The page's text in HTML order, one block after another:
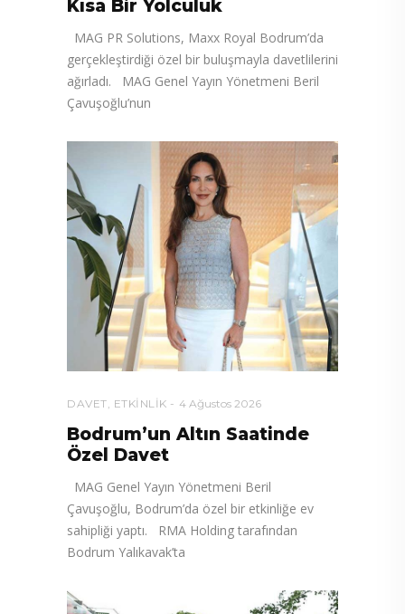
Kısa Bir Yolculuk
MAG PR Solutions, Maxx Royal Bodrum’da
gerçekleştirdiği özel bir buluşmayla davetlilerini
ağırladı. MAG Genel Yayın Yönetmeni Beril
Çavuşoğlu’nun
DAVET, ETKINLIK 4 Ağustos 2026
Bodrum’un Altın Saatinde
Özel Davet
MAG Genel Yayın Yönetmeni Beril
Çavuşoğlu, Bodrum’da özel bir etkinliğe ev
sahipliği yaptı. RMA Holding tarafından
Bodrum Yalıkavak’ta